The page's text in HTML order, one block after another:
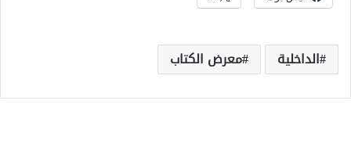
الداخلية معرض الكتاب